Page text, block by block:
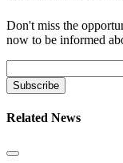
Don't miss the
now to be informed
Related News